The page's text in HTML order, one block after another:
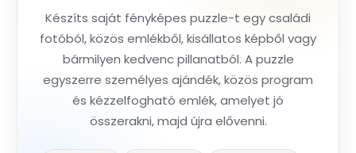
Készíts saját fényképes puzzle-t egy családi
fotóból, közös emlékből, kisállatos képből vagy
bármilyen kedvenc pillanatból. A puzzle
egyszerre személyes ajándék, közös program
és kézzelfogható emlék, amelyet jó
összerakni, majd újra elővenni.